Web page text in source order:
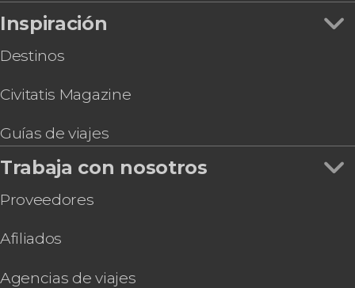
Inspiración
Destinos
Civitatis Magazine
Guías de viajes
Trabaja con nosotros
Proveedores
Afiliados
Agencias de viajes